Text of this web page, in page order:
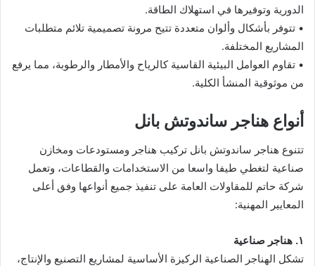
الدورية وتوفيرها في استهلاك الطاقة.
• تتوفر بأشكال وألوان متعددة تتيح مرونة تصميمية تلائم متطلبات
المشاريع المختلفة.
• تقاوم العوامل البيئية القاسية كالرياح والأمطار والرطوبة، مما يرفع
من موثوقية المنشأ الكلية.
أنواع هناجر ساندوتش بانل
تتنوع هناجر ساندوتش بانل تركيب هناجر ومستودعات ومخازن
صناعية لتغطي طيفا واسعا من الاستخدامات والقطاعات، وتعمل
شركة حاتم للمقاولات العامة على تنفيذ جميع أنواعها وفق أعلى
المعايير المهنية:
١. هناجر صناعية
تشكل الهناجر الصناعية الركيزة الأساسية لمشاريع التصنيع والإنتاج،